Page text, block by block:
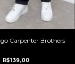
Carpenter Brothers
R$139,00